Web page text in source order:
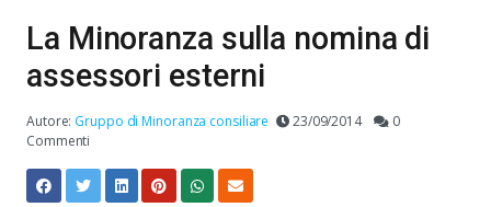
La Minoranza sulla nomina di
assessori esterni
Autore: Gruppo di Minoranza consiliare 23/09/2014
0
Commenti